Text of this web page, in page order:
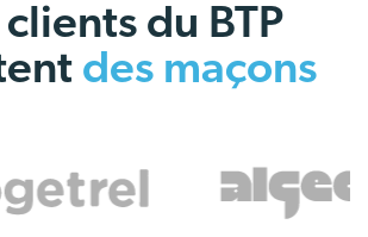
clients du BTP
des maçons